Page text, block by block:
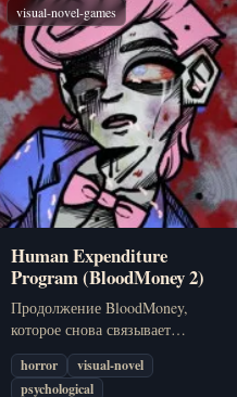
visual-novel-games
Human Expenditure
Program (BloodMoney 2)
Продолжение BloodMoney,
которое снова связывает
деньги, телесную боль и
моральный разлом в еще более
horror
visual-novel
psychological